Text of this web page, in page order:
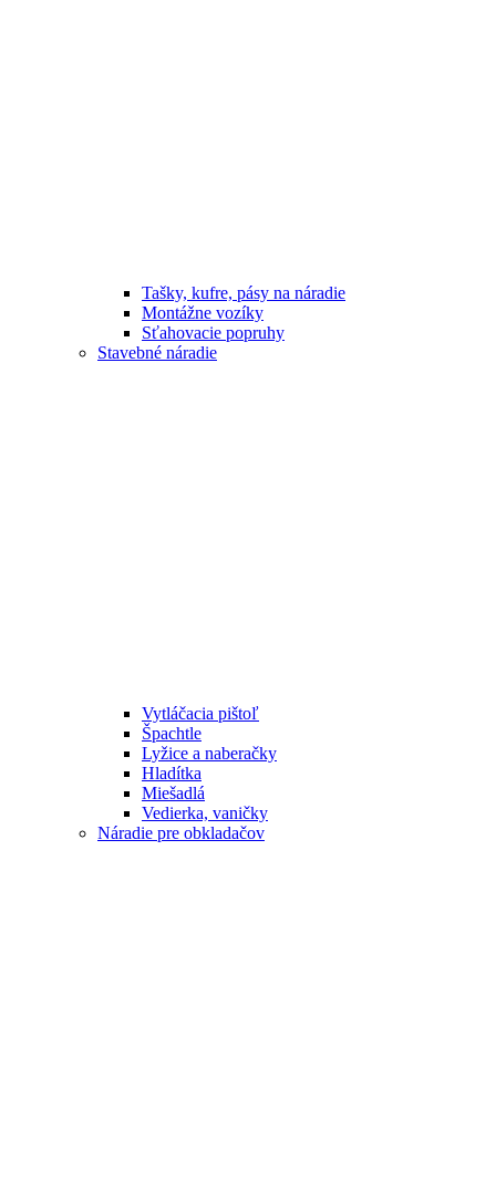
Tašky, kufre, pásy na náradie
Montážne vozíky
Sťahovacie popruhy
Stavebné náradie
Vytláčacia pištoľ
Špachtle
Lyžice a naberačky
Hladítka
Miešadlá
Vedierka, vaničky
Náradie pre obkladačov